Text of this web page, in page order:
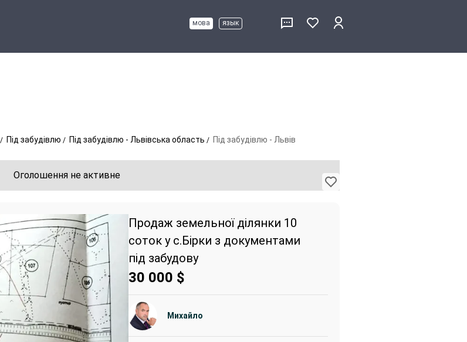
мова язык
Під забудівлю Під забудівлю - Львівська область Під забудівлю - Львів
Оголошення не активне
Продаж земельної ділянки 10
соток у с.Бірки з документами
під забудову
30 000 $
Михайло